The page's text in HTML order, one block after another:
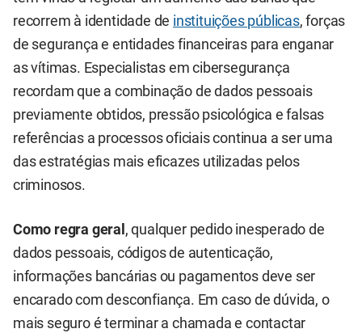
recorrem à identidade de instituições públicas, forças
de segurança e entidades financeiras para enganar
as vítimas. Especialistas em cibersegurança
recordam que a combinação de dados pessoais
previamente obtidos, pressão psicológica e falsas
referências a processos oficiais continua a ser uma
das estratégias mais eficazes utilizadas pelos
criminosos.
Como regra geral , qualquer pedido inesperado de
dados pessoais, códigos de autenticação,
informações bancárias ou pagamentos deve ser
encarado com desconfiança. Em caso de dúvida, o
mais seguro é terminar a chamada e contactar